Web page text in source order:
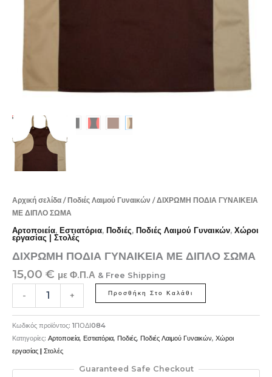
Αρχική σελίδα / Ποδιές Λαιμού Γυναικών / ΔΙΧΡΩΜΗ ΠΟΔΙΑ ΓΥΝΑΙΚΕΙΑ
ΜΕ ΔΙΠΛΟ ΣΩΜΑ
Αρτοποιεία, Εστιατόρια, Ποδιές, Ποδιές Λαιμού Γυναικών, Χώροι
εργασίας | Στολές
ΔΙΧΡΩΜΗ ΠΟΔΙΑ ΓΥΝΑΙΚΕΙΑ ΜΕ ΔΙΠΛΟ ΣΩΜΑ
15,00 € με Φ.Π.Α & Free Shipping
- + Προσθήκη Στο Καλάθι
Κωδικός προϊόντος: 1ΠΟΔΙ084
Κατηγορίες: Αρτοποιεία, Εστιατόρια, Ποδιές, Ποδιές Λαιμού Γυναικών, Χώροι
εργασίας | Στολές
Guaranteed Safe Checkout